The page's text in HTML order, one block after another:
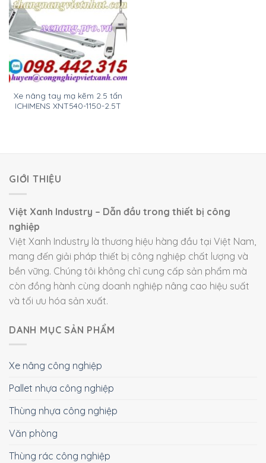
Xe nâng tay mạ kẽm 2.5 tấn
ICHIMENS XNT540-1150-2.5T
GIỚI THIỆU
Việt Xanh Industry – Dẫn đầu trong thiết bị công
nghiệp
Việt Xanh Industry là thương hiệu hàng đầu tại Việt Nam,
mang đến giải pháp thiết bị công nghiệp chất lượng và
bền vững. Chúng tôi không chỉ cung cấp sản phẩm mà
còn đồng hành cùng doanh nghiệp nâng cao hiệu suất
và tối ưu hóa sản xuất.
DANH MỤC SẢN PHẨM
Xe nâng công nghiệp
Pallet nhựa công nghiệp
Thùng nhựa công nghiệp
Văn phòng
Thùng rác công nghiệp